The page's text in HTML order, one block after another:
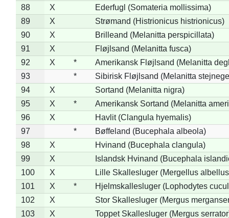
88
X
Ederfugl (Somateria mollissima)
89
X
Strømand (Histrionicus histrionicus)
90
X
Brilleand (Melanitta perspicillata)
91
X
Fløjlsand (Melanitta fusca)
92
X *
Amerikansk Fløjlsand (Melanitta
93
*
Sibirisk Fløjlsand (Melanitta
94
X
Sortand (Melanitta nigra)
95
X *
Amerikansk Sortand (Melanitta
96
X
Havlit (Clangula hyemalis)
97
*
Bøffeland (Bucephala albeola)
98
X
Hvinand (Bucephala clangula)
99
X
Islandsk Hvinand (Bucephala
100
X
Lille Skallesluger (Mergellus
101
X *
Hjelmskallesluger (Lophodytes
102
X
Stor Skallesluger (Mergus
103
X Toppet Skallesluger (Mergus